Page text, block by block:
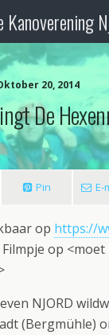
Kanoverening
20, 2014
De
Pin E-
op https://
op
NJORD
(Bergmühle)